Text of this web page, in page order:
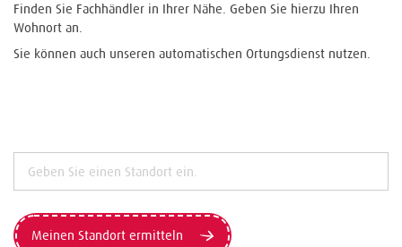
Finden Sie Fachhändler in Ihrer Nähe. Geben Sie hierzu Ihren
Wohnort an.
Sie können auch unseren automatischen Ortungsdienst nutzen.
Meinen Standort ermitteln